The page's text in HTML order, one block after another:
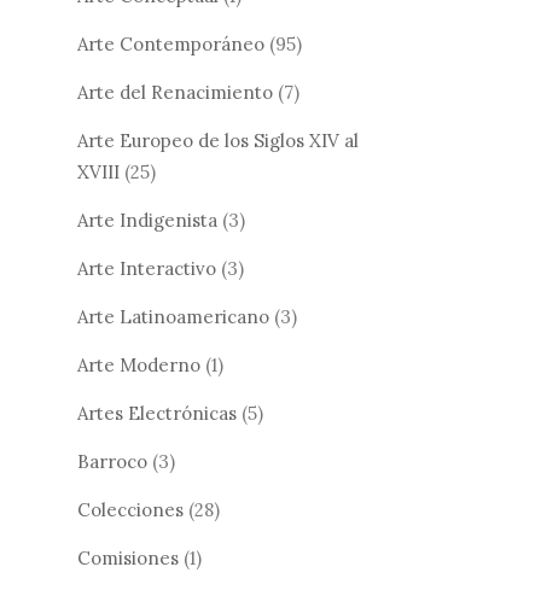
Arte Contemporáneo (95)
Arte del Renacimiento (7)
Arte Europeo de los Siglos XIV al
XVIII (25)
Arte Indigenista (3)
Arte Interactivo (3)
Arte Latinoamericano (3)
Arte Moderno (1)
Artes Electrónicas (5)
Barroco (3)
Colecciones (28)
Comisiones (1)